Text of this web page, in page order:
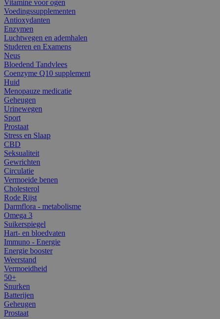
Vitamine voor ogen
Voedingssupplementen
Antioxydanten
Enzymen
Luchtwegen en ademhalen
Studeren en Examens
Neus
Bloedend Tandvlees
Coenzyme Q10 supplement
Huid
Menopauze medicatie
Geheugen
Urinewegen
Sport
Prostaat
Stress en Slaap
CBD
Seksualiteit
Gewrichten
Circulatie
Vermoeide benen
Cholesterol
Rode Rijst
Darmflora - metabolisme
Omega 3
Suikerspiegel
Hart- en bloedvaten
Immuno - Energie
Energie booster
Weerstand
Vermoeidheid
50+
Snurken
Batterijen
Geheugen
Prostaat